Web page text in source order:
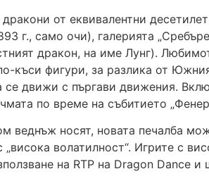
от еквивалентни
г., само очи), галерията
дракон, на име Лунг).
къси фигури, за разлика от
се движи с пъргави движения.
по време на събитието
веднъж носят, новата печалба
волатилност“. Игрите с
на RTP на Dragon Dance